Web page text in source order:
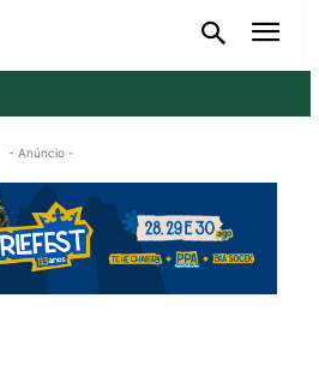
- Anúncio -